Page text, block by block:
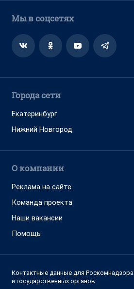
Мы в соцсетях
Города сети
Екатеринбург
Нижний Новгород
О компании
Реклама на сайте
Команда проекта
Наши вакансии
Помощь
Контактные данные для Роскомнадзора
и государственных органов